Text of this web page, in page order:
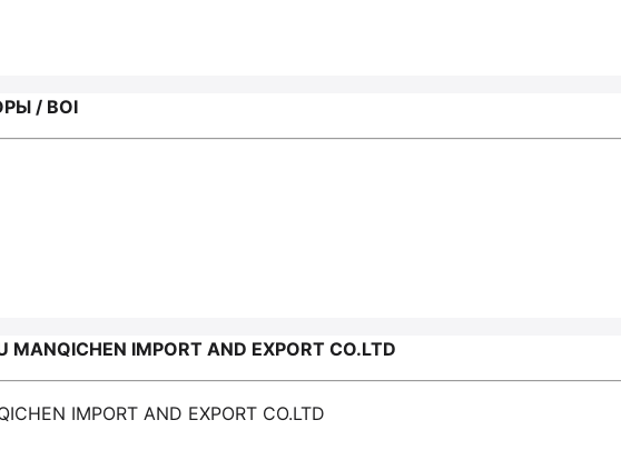
/ BOI
IMPORT AND EXPORT CO.LTD
IMPORT AND EXPORT CO.LTD